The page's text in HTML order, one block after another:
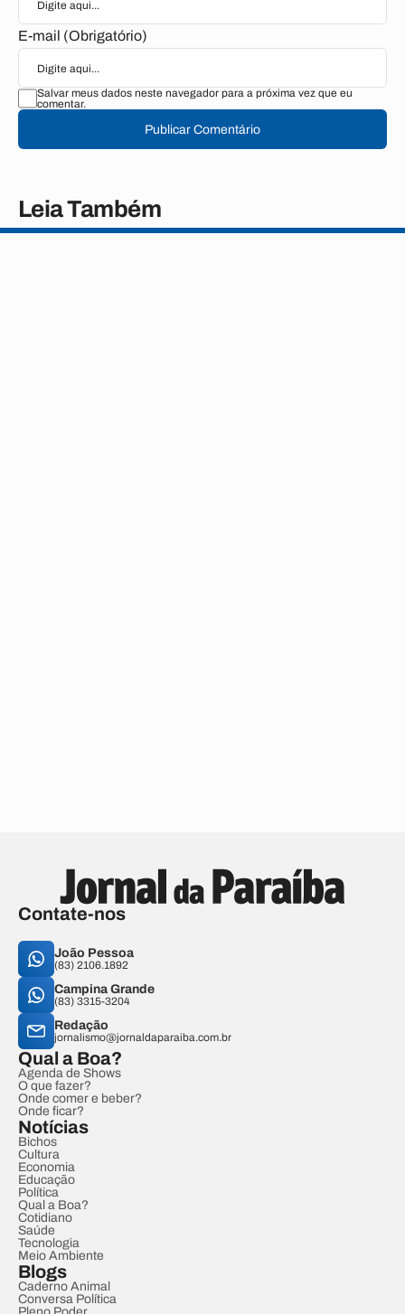
E-mail (Obrigatório)
Salvar meus dados neste navegador para a próxima vez que eu
comentar.
Publicar Comentário
Leia Também
Contate-nos
João Pessoa
(83) 2106.1892
Campina Grande
(83) 3315-3204
Redação
jornalismo@jornaldaparaiba.com.br
Qual a Boa?
Agenda de Shows
O que fazer?
Onde comer e beber?
Onde ficar?
Notícias
Bichos
Cultura
Economia
Educação
Política
Qual a Boa?
Cotidiano
Saúde
Tecnologia
Meio Ambiente
Blogs
Caderno Animal
Conversa Política